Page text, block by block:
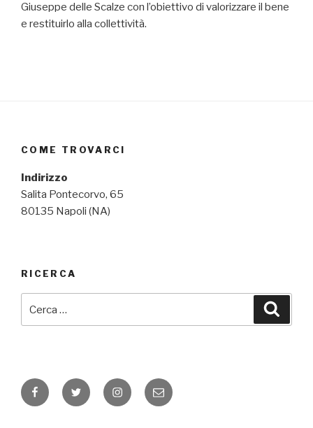
Giuseppe delle Scalze con l’obiettivo di valorizzare il bene
e restituirlo alla collettività.
COME TROVARCI
Indirizzo
Salita Pontecorvo, 65
80135 Napoli (NA)
RICERCA
FacebookTwitter InstagramEmail